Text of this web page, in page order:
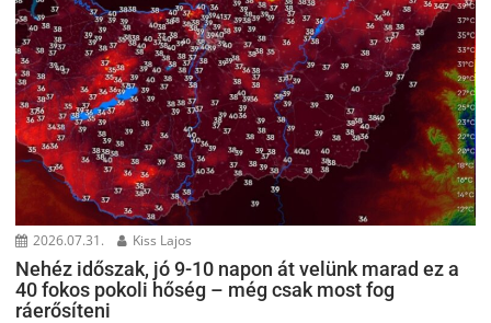
2026.07.31. Kiss Lajos
Nehéz időszak, jó 9-10 napon át velünk marad ez a
40 fokos pokoli hőség – még csak most fog
ráerősíteni